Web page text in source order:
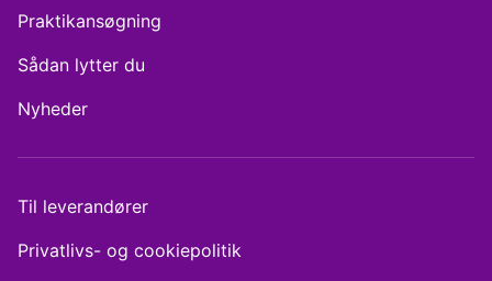
Praktikansøgning
Sådan lytter du
Nyheder
Til leverandører
Privatlivs- og cookiepolitik